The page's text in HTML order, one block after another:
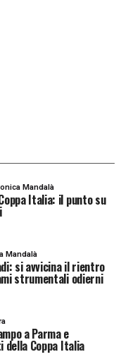
Mandalà
Italia: il punto su
Mandalà
si avvicina il rientro
strumentali odierni
a Parma e
Coppa Italia